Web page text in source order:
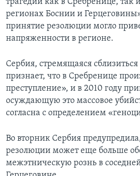
трагедии как в Сребренице, так
регионах Боснии и
принятие резолюции могло
напряженности в регионе.
Сербия, стремящаяся
признает, что в Сребренице
преступление», и в 2010 году
осуждающую это массовое
согласна с определением
Во вторник Сербия
резолюции может еще больше
межэтническую рознь в